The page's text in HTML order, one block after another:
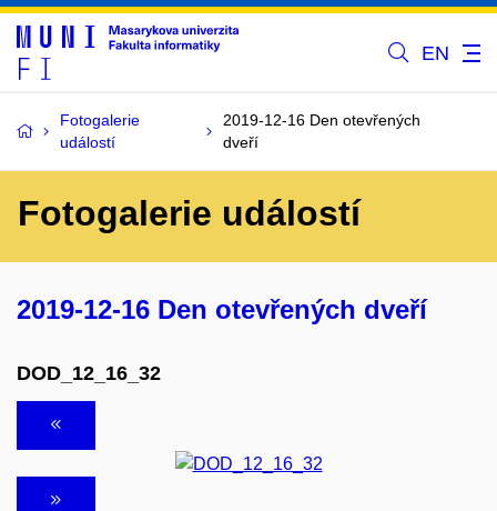
EN
Fotogalerie
událostí
2019-12-16 Den otevřených
dveří
Fotogalerie událostí
2019-12-16 Den otevřených dveří
DOD_12_16_32